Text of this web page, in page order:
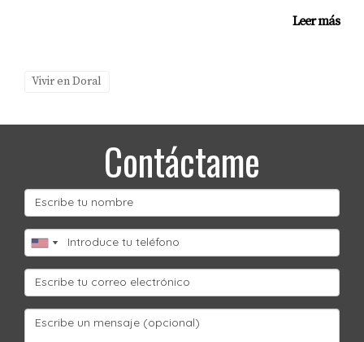
alejadas o sin servicios cercanos tienen dificultad
reparaciones mayores o impuestos adicionales
de propiedad.
No considerar todos los gastos:
Ignorar seguros,
rentabilidad real.
No te apresures: tómate el tiempo necesario para
entender cada aspecto financiero antes de invertir
tu capital.
Preguntas frecuentes sobre invertir
Leer más
Vivir en Doral
Contáctame